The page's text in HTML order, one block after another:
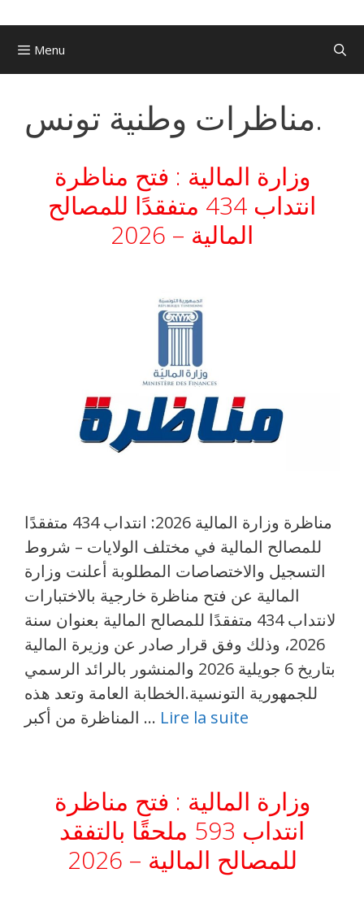
Menu
مناظرات وطنية تونس.
وزارة المالية : فتح مناظرة
انتداب 434 متفقدًا للمصالح
المالية – 2026
مناظرة وزارة المالية 2026: انتداب 434 متفقدًا
للمصالح المالية في مختلف الولايات – شروط
التسجيل والاختصاصات المطلوبة أعلنت وزارة
المالية عن فتح مناظرة خارجية بالاختبارات
لانتداب 434 متفقدًا للمصالح المالية بعنوان سنة
2026، وذلك وفق قرار صادر عن وزيرة المالية
بتاريخ 6 جويلية 2026 والمنشور بالرائد الرسمي
للجمهورية التونسية.الخطابة العامة وتعد هذه
المناظرة من أكبر … Lire la suite
وزارة المالية : فتح مناظرة
انتداب 593 ملحقًا بالتفقد
للمصالح المالية – 2026